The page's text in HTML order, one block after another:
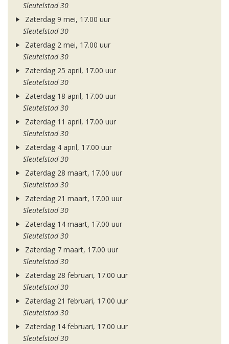
Sleutelstad 30
Zaterdag 9 mei, 17.00 uur
Sleutelstad 30
Zaterdag 2 mei, 17.00 uur
Sleutelstad 30
Zaterdag 25 april, 17.00 uur
Sleutelstad 30
Zaterdag 18 april, 17.00 uur
Sleutelstad 30
Zaterdag 11 april, 17.00 uur
Sleutelstad 30
Zaterdag 4 april, 17.00 uur
Sleutelstad 30
Zaterdag 28 maart, 17.00 uur
Sleutelstad 30
Zaterdag 21 maart, 17.00 uur
Sleutelstad 30
Zaterdag 14 maart, 17.00 uur
Sleutelstad 30
Zaterdag 7 maart, 17.00 uur
Sleutelstad 30
Zaterdag 28 februari, 17.00 uur
Sleutelstad 30
Zaterdag 21 februari, 17.00 uur
Sleutelstad 30
Zaterdag 14 februari, 17.00 uur
Sleutelstad 30